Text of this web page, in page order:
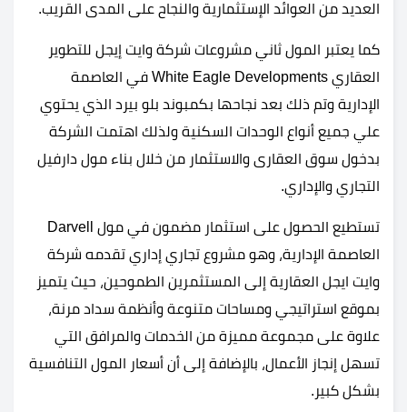
العديد من العوائد الإستثمارية والنجاح على المدى القريب.
كما يعتبر المول ثاني مشروعات شركة وايت إيجل للتطوير
العقاري White Eagle Developments في العاصمة
الإدارية وتم ذلك بعد نجاحها بكمبوند بلو بيرد الذي يحتوي
علي جميع أنواع الوحدات السكنية ولذلك اهتمت الشركة
بدخول سوق العقارى والاستثمار من خلال بناء مول دارفيل
التجاري والإداري.
تستطيع الحصول على استثمار مضمون في مول Darvell
العاصمة الإدارية، وهو مشروع تجاري إداري تقدمه شركة
وايت ايجل العقارية إلى المستثمرين الطموحين، حيث يتميز
بموقع استراتيجي ومساحات متنوعة وأنظمة سداد مرنة،
علاوة على مجموعة مميزة من الخدمات والمرافق التي
تسهل إنجاز الأعمال، بالإضافة إلى أن أسعار المول التنافسية
بشكل كبير.